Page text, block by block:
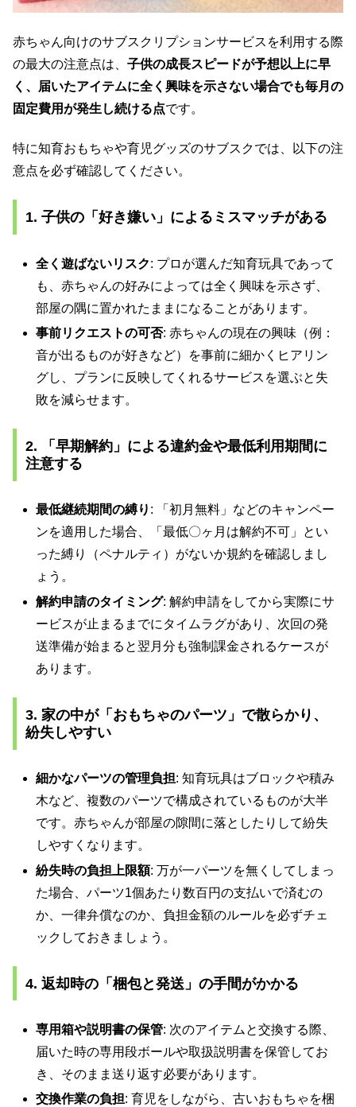
赤ちゃん向けのサブスクリプションサービスを利用する際
の最大の注意点は、 子供の成長スピードが予想以上に早
く、届いたアイテムに全く興味を示さない場合でも毎月の
固定費用が発生し続ける点です。
特に知育おもちゃや育児グッズのサブスクでは、以下の注
意点を必ず確認してください。
1. 子供の「好き嫌い」によるミスマッチがある
全く遊ばないリスク: プロが選んだ知育玩具であって
も、赤ちゃんの好みによっては全く興味を示さず、
部屋の隅に置かれたままになることがあります。
事前リクエストの可否: 赤ちゃんの現在の興味（例：
音が出るものが好きなど）を事前に細かくヒアリン
グし、プランに反映してくれるサービスを選ぶと失
敗を減らせます。
2. 「早期解約」による違約金や最低利用期間に
注意する
最低継続期間の縛り : 「初月無料」などのキャンペー
ンを適用した場合、「最低〇ヶ月は解約不可」とい
った縛り（ペナルティ）がないか規約を確認しまし
ょう。
解約申請のタイミング: 解約申請をしてから実際にサ
ービスが止まるまでにタイムラグがあり、次回の発
送準備が始まると翌月分も強制課金されるケースが
あります。
3. 家の中が「おもちゃのパーツ」で散らかり、
紛失しやすい
細かなパーツの管理負担: 知育玩具はブロックや積み
木など、複数のパーツで構成されているものが大半
です。赤ちゃんが部屋の隙間に落としたりして紛失
しやすくなります。
紛失時の負担上限額: 万が一パーツを無くしてしまっ
た場合、パーツ1個あたり数百円の支払いで済むの
か、一律弁償なのか、負担金額のルールを必ずチェ
ックしておきましょう。
4. 返却時の「梱包と発送」の手間がかかる
専用箱や説明書の保管: 次のアイテムと交換する際、
届いた時の専用段ボールや取扱説明書を保管してお
き、そのまま送り返す必要があります。
交換作業の負担: 育児をしながら、古いおもちゃを梱